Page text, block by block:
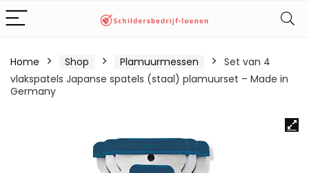
Home Shop Plamuurmessen
Set van 4
vlakspatels Japanse spatels (staal) plamuurset – Made in
Germany